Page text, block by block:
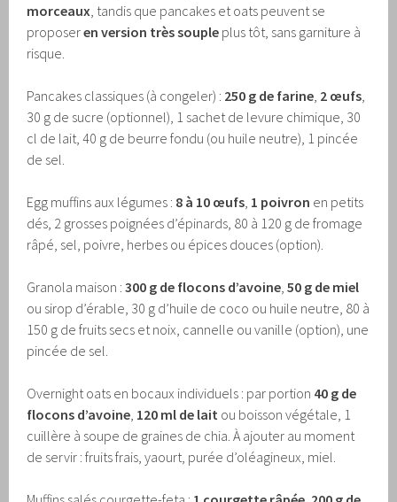
morceaux , tandis que pancakes et oats peuvent se
proposeren version très souple plus tôt, sans garniture à
risque.
Pancakes classiques (à congeler) : 250 g de farine 2 œufs
30 g de sucre (optionnel), 1 sachet de levure chimique, 30
cl de lait, 40 g de beurre fondu (ou huile neutre), 1 pincée
de sel.
Egg muffins aux légumes : 8 à 10 œufs 1 poivron en petits
dés, 2 grosses poignées d’épinards, 80 à 120 g de fromage
râpé, sel, poivre, herbes ou épices douces (option).
Granola maison :300 g de flocons d’avoine ,50 g de miel
ou sirop d’érable, 30 g d’huile de coco ou huile neutre, 80 à
150 g de fruits secs et noix, cannelle ou vanille (option), une
pincée de sel.
Overnight oats en bocaux individuels : par portion 40 g de
flocons d’avoine 120 ml de lait ou boisson végétale, 1
cuillère à soupe de graines de chia. À ajouter au moment
de servir : fruits frais, yaourt, purée d’oléagineux, miel.